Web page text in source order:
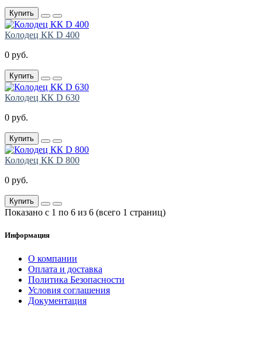
Купить
Колодец КК D 400
0 руб.
Купить
Колодец КК D 630
0 руб.
Купить
Колодец КК D 800
0 руб.
Купить
Показано с 1 по 6 из 6 (всего 1 страниц)
Информация
О компании
Оплата и доставка
Политика Безопасности
Условия соглашения
Документация